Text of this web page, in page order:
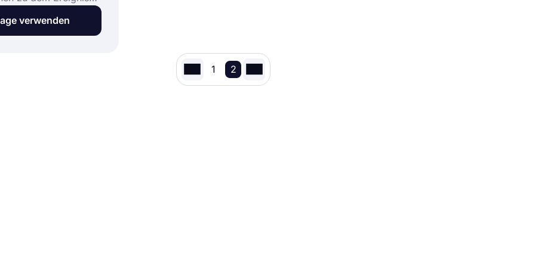
ist eine
verwenden
1 2